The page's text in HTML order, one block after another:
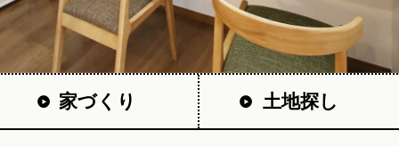
家づくり 土地探し